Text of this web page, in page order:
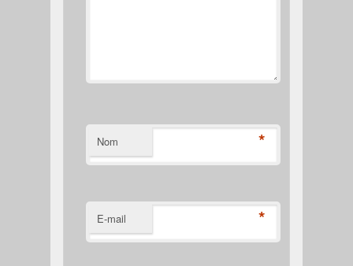
Nom *
E-mail *